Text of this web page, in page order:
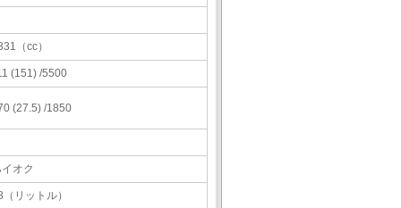
（cc）
(151) /5500
(27.5) /1850
オク
（リットル）